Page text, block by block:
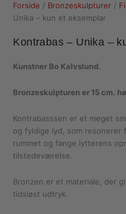
Forside / Bronzeskulpturer /
Unika – kun et eksemplar
Kontrabas – Unika –
Kunstner Bo Kalvslund.
Bronzeskulpturen er 15 cm.
Kontrabasssen er et meget
og fyldige lyd, som resonerer
rummet og fange lytterens
tilstedeværelse.
Bronzen er et materiale, der
tidsløst udtryk.